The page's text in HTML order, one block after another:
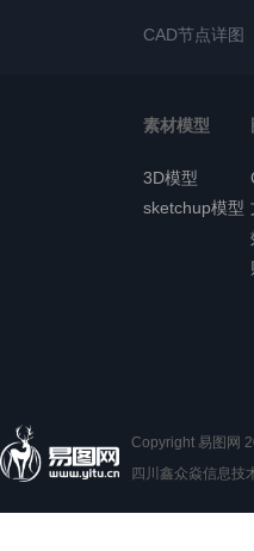
CAD节点详图
素材模型
3D模型
sketchup模型
Copyright 易图网
四川鑫众焱信息技